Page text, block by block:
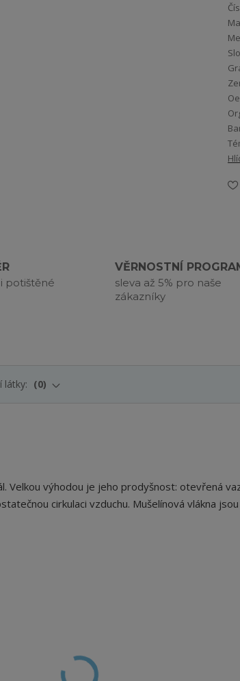
potištěné
VĚRNOSTNÍ
sleva až 5% pro naše
zákazníky
látky: 0
Velkou výhodou je jeho prodyšnost: otevřená
cirkulaci vzduchu. Mušelínová vlákna